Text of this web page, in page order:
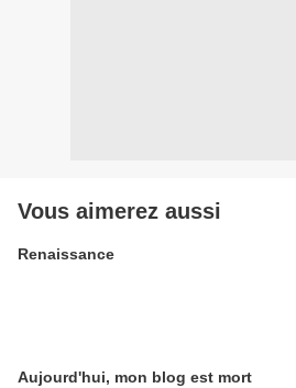
Vous aimerez aussi
Renaissance
Aujourd'hui, mon blog est mort